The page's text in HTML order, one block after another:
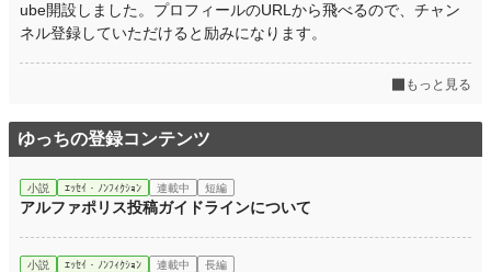
ube開設しました。プロフィールのURLから飛べるので、チャン
ネル登録していただけると励みになります。
もっと見る
ゆっちの登録コンテンツ
小説 ｴｯｾｲ・ﾉﾝﾌｨｸｼｮﾝ 連載中 短編
アルファポリス投稿ガイドラインについて
小説 ｴｯｾｲ・ﾉﾝﾌｨｸｼｮﾝ 連載中 長編